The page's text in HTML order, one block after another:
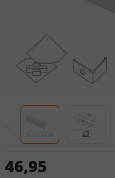
46,95